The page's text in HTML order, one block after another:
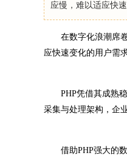
应慢，难以适应快
在数字化浪潮席卷
应快速变化的用户需
PHP凭借其成熟稳
采集与处理架构，企
借助PHP强大的数